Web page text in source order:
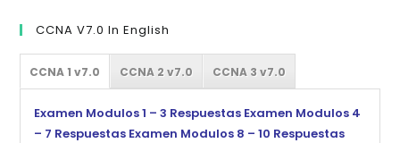
CCNA V7.0 In English
CCNA 1 v7.0 CCNA 2 v7.0 CCNA 3 v7.0
Examen Modulos 1 – 3 Respuestas Examen Modulos 4
– 7 Respuestas Examen Modulos 8 – 10 Respuestas